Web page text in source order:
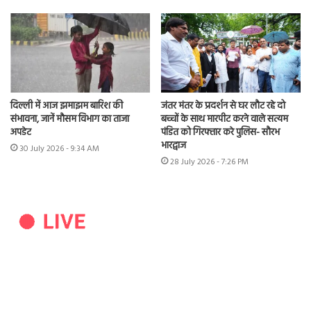
दिल्ली में आज झमाझम बारिश की
संभावना, जानें मौसम विभाग का ताजा
अपडेट
30 July 2026 - 9:34 AM
जंतर मंतर के प्रदर्शन से घर लौट रहे दो
बच्चों के साथ मारपीट करने वाले सत्यम
पंडित को गिरफ्तार करे पुलिस- सौरभ
भारद्वाज
28 July 2026 - 7:26 PM